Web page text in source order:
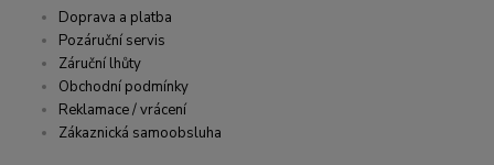
Doprava a platba
Pozáruční servis
Záruční lhůty
Obchodní podmínky
Reklamace / vrácení
Zákaznická samoobsluha